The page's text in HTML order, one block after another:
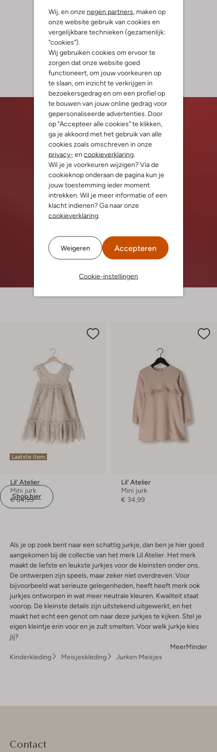
Wij, en onze negen partners, maken op
onze website gebruik van cookies en
vergelijkbare technieken (gezamenlijk:
"cookies").
Wij gebruiken cookies om ervoor te
zorgen dat onze website goed
functioneert, om jouw voorkeuren op
te slaan, om inzicht te verkrijgen in
bezoekersgedrag en om een profiel op
te bouwen van jouw online gedrag voor
gepersonaliseerde advertenties. Door
op "Accepteer alle cookies" te klikken,
ga je akkoord met het gebruik van alle
cookies zoals omschreven in onze
privacy- en cookieverklaring.
Wil je je voorkeuren wijzigen? Via de
cookieknop onderaan de pagina kun je
jouw toestemming ieder moment
intrekken. Wil je meer informatie of een
klacht indienen? Ga naar onze
cookieverklaring.
Weigeren Accepteren
Cookie-instellingen
Shop hier
Laatste item
Lil' Atelier
Mini jurk
€ 64,99
Lil' Atelier
Mini jurk
€ 34,99
Als je op zoek bent naar een schattig jurkje, dan ben je hier goed
aangekomen bij de collectie van het merk Lil Atelier. Het merk
maakt de liefste en leukste jurkjes voor de kleinsten onder ons.
De ontwerpen zijn speels, maar zeker niet overdreven. Voor
bijvoorbeeld wat serieuze gelegenheden, heeft heeft merk ook
jurkjes ontworpen in wat meer neutrale kleuren. Kwaliteit staat
voorop. De kleinste details zijn uitstekend uitgewerkt, en het
maakt het echt een genot om naar deze jurkjes te kijken. Stel je
eigen kleintje erin voor en je zult smelten. Voor welk jurkje kies
jij?
MeerMinder
Kinderkleding
Meisjeskleding Jurken Meisjes
Contact